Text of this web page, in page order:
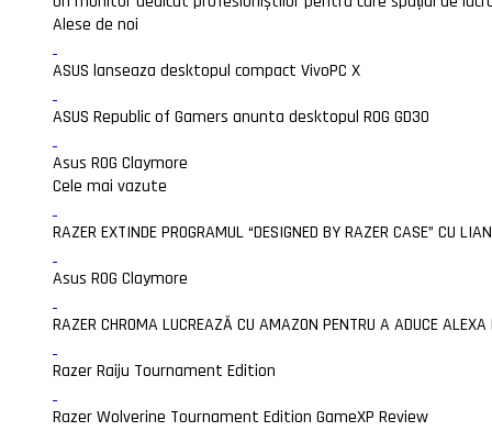
Alese de noi
ASUS lanseaza desktopul compact VivoPC X
ASUS Republic of Gamers anunta desktopul ROG GD30
Asus ROG Claymore
Cele mai vazute
RAZER EXTINDE PROGRAMUL “DESIGNED BY RAZER CASE” CU
Asus ROG Claymore
RAZER CHROMA LUCREAZĂ CU AMAZON PENTRU A ADUCE
Razer Raiju Tournament Edition
Razer Wolverine Tournament Edition GameXP Review